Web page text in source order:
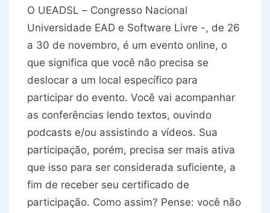
O UEADSL – Congresso Nacional
Universidade EAD e Software Livre -, de 26
a 30 de novembro, é um evento online, o
que significa que você não precisa se
deslocar a um local específico para
participar do evento. Você vai acompanhar
as conferências lendo textos, ouvindo
podcasts e/ou assistindo a vídeos. Sua
participação, porém, precisa ser mais ativa
que isso para ser considerada suficiente, a
fim de receber seu certificado de
participação. Como assim? Pense: você não